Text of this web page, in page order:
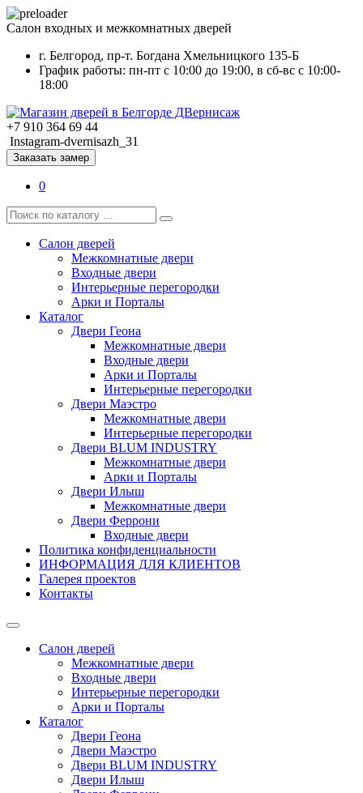
Салон входных и межкомнатных дверей
г. Белгород, пр-т. Богдана Хмельницкого 135-Б
График работы: пн-пт с 10:00 до 19:00, в сб-вс с 10:00-
18:00
+7 910 364 69 44
Instagram-dvernisazh_31
Заказать замер
0
Салон дверей
Межкомнатные двери
Входные двери
Интерьерные перегородки
Арки и Порталы
Каталог
Двери Геона
Межкомнатные двери
Входные двери
Арки и Порталы
Интерьерные перегородки
Двери Маэстро
Межкомнатные двери
Интерьерные перегородки
Двери BLUM INDUSTRY
Межкомнатные двери
Арки и Порталы
Двери Илыш
Межкомнатные двери
Двери Феррони
Входные двери
Политика конфиденциальности
ИНФОРМАЦИЯ ДЛЯ КЛИЕНТОВ
Галерея проектов
Контакты
Салон дверей
Межкомнатные двери
Входные двери
Интерьерные перегородки
Арки и Порталы
Каталог
Двери Геона
Двери Маэстро
Двери BLUM INDUSTRY
Двери Илыш